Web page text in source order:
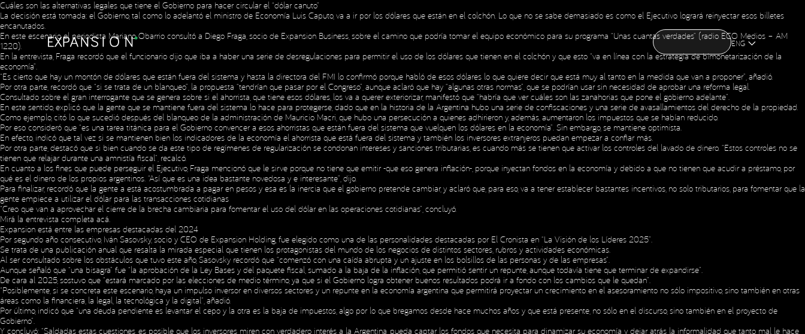
HOMEABOUT USHOLDING NEWS
CONTACT US
ENG
Cuáles son las alternativas legales que tiene el Gobierno para hacer circular el “dólar canuto”
La decisión está tomada: el Gobierno, tal como lo adelantó el ministro de Economía Luis Caputo, va a ir por los dólares que están en el colchón. Lo que no se sabe demasiado es como el Ejecutivo logrará reinyectar esos billetes
encanutados.
En este escenario, el periodista Mariano Obarrio consultó a Diego Fraga, socio de Expansion Business, sobre el camino que podría tomar el equipo económico para su programa “Unas cuantas verdades” (radio ECO Medios – AM
1220).
En la entrevista, Fraga recordó que el funcionario dijo que iba a haber una serie de desregulaciones para permitir el uso de los dólares que tienen en el colchón y que esto “va en línea con la estrategia de bimonetarización de la
economía”.
“Es cierto que hay un montón de dólares que están fuera del sistema y hasta la directora del FMI lo confirmó porque habló de esos dólares lo que quiere decir que está muy al tanto en la medida que van a proponer”, añadió.
Por otra parte, recordó que “si se trata de un blanqueo”, la propuesta “tendrían que pasar por el Congreso”, aunque aclaró que hay “algunas otras normas”, que se podrían usar sin necesidad de aprobar una reforma legal.
Consultado sobre el gran interrogante que se genera sobre si el ahorrista, que tiene esos dólares, los va a querer exteriorizar, manifestó que “habría que ver cuáles son las zanahorias que pone el gobierno adelante”.
En este sentido, explicó que la gente que se mantiene fuera del sistema lo hace para protegerse, dado que en la historia de la Argentina hubo una serie de confiscaciones y una serie de avasallamientos del derecho de la propiedad.
Como ejemplo, citó lo que sucedió después del blanqueo de la administración de Mauricio Macri, que hubo una persecución a quienes adhirieron y, además, aumentaron los impuestos que se habían reducido.
Por eso consideró que “es una tarea titánica para el Gobierno convencer a esos ahorristas que están fuera del sistema que vuelquen los dólares en la economía”. Sin embargo, se mantiene optimista.
En efecto, indicó que tal vez si se mantienen bien los indicadores de la economía el ahorrista que está fuera del sistema y también los inversores extranjeros puedan empezar a confiar más.
Por otra parte, destacó que si bien cuando se da este tipo de regímenes de regularización se condonan intereses y sanciones tributarias, es cuando más se tienen que activar los controles del lavado de dinero. “Estos controles no se
tienen que relajar durante una amnistía fiscal”, recalcó.
En cuanto a los fines que puede perseguir el Ejecutivo, Fraga mencionó que le sirve porque no tiene que emitir -que eso genera inflación-, porque inyectan fondos en la economía y debido a que no tienen que acudir a préstamo, por
qué es el dinero de los propios argentinos. “Así que es una idea bastante novedosa y e interesante”, dijo.
Para finalizar, recordó que la gente a está acostumbrada a pagar en pesos y esa es la inercia que el gobierno pretende cambiar, y aclaró que, para eso, va a tener establecer bastantes incentivos, no solo tributarios, para fomentar que la
gente empiece a utilizar el dólar para las transacciones cotidianas
“Creo que van a aprovechar el cierre de la brecha cambiaria para fomentar el uso del dólar en las operaciones cotidianas”, concluyó.
Mirá la entrevista completa acá.
Expansion está entre las empresas destacadas del 2024
Por segundo año consecutivo, Iván Sasovsky, socio y CEO de Expansion Holding, fue elegido como una de las personalidades destacadas por El Cronista en “La Visión de los Líderes 2025”.
Se trata de una publicación anual que resalta la mirada especial que tienen los protagonistas del mundo de los negocios de distintos sectores, rubros y actividades económicas.
Al ser consultado sobre los obstáculos que tuvo este año, Sasovsky recordó que “comenzó con una caída abrupta y un ajuste en los bolsillos de las personas y de las empresas”.
Aunque señaló que “una bisagra” fue “la aprobación de la Ley Bases y del paquete fiscal, sumado a la baja de la inflación, que permitió sentir un repunte, aunque todavía tiene que terminar de expandirse”.
De cara al 2025, sostuvo que “estará marcado por las elecciones de medio término, ya que si el Gobierno logra obtener buenos resultados podrá ir a fondo con los cambios que le quedan”.
“Posiblemente, si se concreta este escenario, haya un impulso inversor en diversos sectores y un repunte en la economía argentina que permitirá proyectar un crecimiento en el asesoramiento no sólo impositivo, sino también en otras
áreas como la financiera, la legal, la tecnológica y la digital”, añadió.
Por último, indicó que “una deuda pendiente es levantar el cepo y la otra es la baja de impuestos, algo por lo que bregamos desde hace muchos años y que está presente, no sólo en el discurso, sino también en el proyecto de
Gobierno”.
Y concluyó: “Saldadas estas cuestiones, es posible que los inversores miren con verdadero interés a la Argentina, pueda captar los fondos que necesita para dinamizar su economía y dejar atrás la informalidad, que tanto mal le hace